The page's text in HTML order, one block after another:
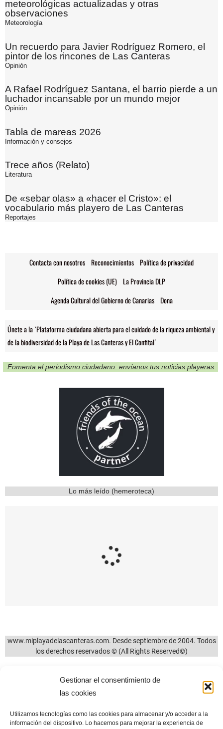
Gestionar el consentimiento de
las cookies
Utilizamos tecnologías como las cookies para almacenar y/o acceder a la
información del dispositivo. Lo hacemos para mejorar la experiencia de
meteorológicas actualizadas y otras
observaciones
Meteorología
Un recuerdo para Javier Rodríguez Romero, el
pintor de los rincones de Las Canteras
Opinión
A Rafael Rodríguez Santana, el barrio pierde a un
luchador incansable por un mundo mejor
Opinión
Tabla de mareas 2026
Información y consejos
Trece años (Relato)
Literatura
De «sebar olas» a «hacer el Cristo»: el
vocabulario más playero de Las Canteras
Reportajes
Contacta con nosotros Reconocimientos Política de privacidad
Política de cookies (UE) La Provincia DLP
Agenda Cultural del Gobierno de Canarias Dona
Únete a la `Plataforma ciudadana abierta para el cuidado de la riqueza ambiental y
de la biodiversidad de la Playa de Las Canteras y El Confital´
Fomenta el periodismo ciudadano: envíanos tus noticias playeras
Lo más leído (hemeroteca)
mala costumbre de
discotecas y salas de
fiestas de los años
Palmas de Gran
Canaria